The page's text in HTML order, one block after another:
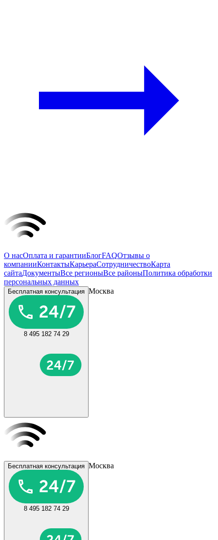
О насОплата и гарантииБлогFAQОтзывы о
компанииКонтактыКарьераСотрудничествоКарта
сайтаДокументыВсе регионыВсе районыПолитика обработки
персональных данных
Бесплатная консультация
8 495 182 74 29
Москва
Бесплатная консультация
8 495 182 74 29
Москва